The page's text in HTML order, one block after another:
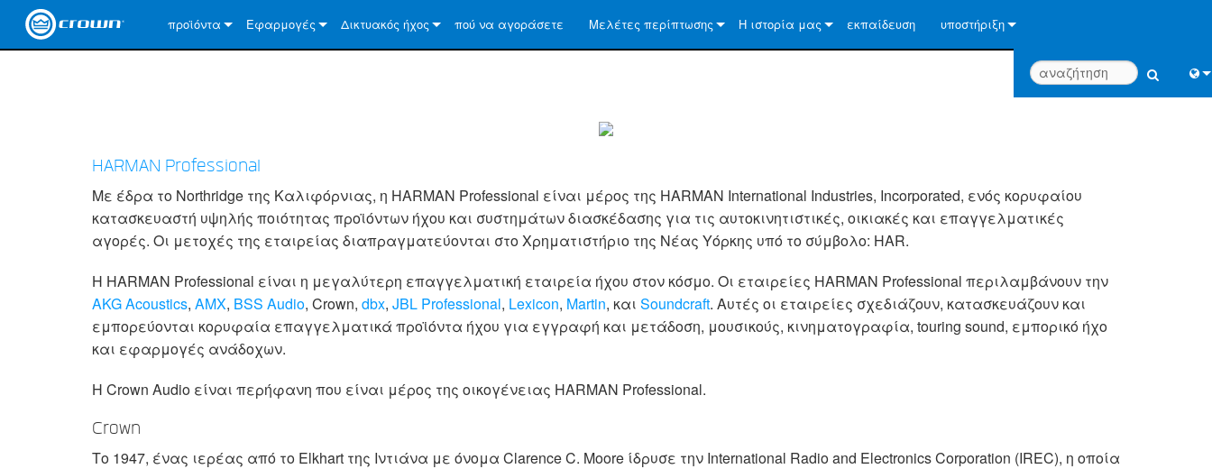
προϊόντα Εφαρμογές Δικτυακός ήχος
AVB
πού να αγοράσετε Μελέτες περίπτωσης Η ιστορία μας εκπαίδευση υποστήριξη
Επικοινωνήστε μαζί μας
Κέντρο βοήθειας 24/7
εγγραφή προϊόντος
Υπηρεσία
HARMAN Professional
Με έδρα το Northridge της Καλιφόρνιας, η HARMAN Professional είναι μέρος της HARMAN International Industries, Incorporated, ενός κορυφαίου
κατασκευαστή υψηλής ποιότητας προϊόντων ήχου και συστημάτων διασκέδασης για τις αυτοκινητιστικές, οικιακές και επαγγελματικές
αγορές. Οι μετοχές της εταιρείας διαπραγματεύονται στο Χρηματιστήριο της Νέας Υόρκης υπό το σύμβολο: HAR.
Η HARMAN Professional είναι η μεγαλύτερη επαγγελματική εταιρεία ήχου στον κόσμο. Οι εταιρείες HARMAN Professional περιλαμβάνουν την
AKG Acoustics, AMX, BSS Audio, Crown, dbx, JBL Professional, Lexicon, Martin, και Soundcraft. Αυτές οι εταιρείες σχεδιάζουν, κατασκευάζουν και
εμπορεύονται κορυφαία επαγγελματικά προϊόντα ήχου για εγγραφή και μετάδοση, μουσικούς, κινηματογραφία, touring sound, εμπορικό ήχο
και εφαρμογές ανάδοχων.
Η Crown Audio είναι περήφανη που είναι μέρος της οικογένειας HARMAN Professional.
Crown
Το 1947, ένας ιερέας από το Elkhart της Ιντιάνα με όνομα Clarence C. Moore ίδρυσε την International Radio and Electronics Corporation (IREC), η οποία